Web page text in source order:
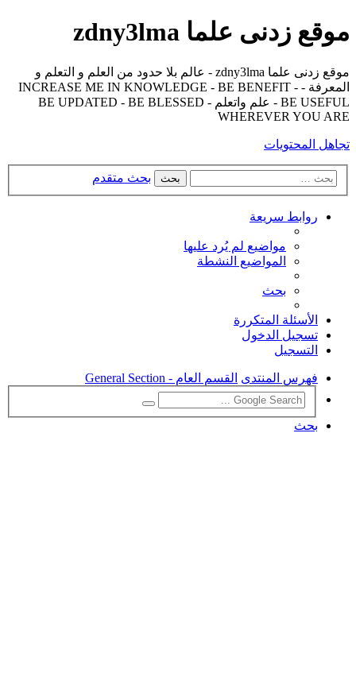
موقع زدنى علما zdny3lma
موقع زدنى علما zdny3lma - عالم بلا حدود من العلم و التعلم و
المعرفة - INCREASE ME IN KNOWLEDGE - BE BENEFIT -
BE USEFUL - علم واتعلم - BE UPDATED - BE BLESSED
WHEREVER YOU ARE
تجاهل المحتويات
بحث بحث متقدم
روابط سريعة
مواضيع لم يُرد عليها
المواضيع النشطة
بحث
الأسئلة المتكررة
تسجيل الدخول
التسجيل
فهرس المنتدى القسم العام - General Section
بحث